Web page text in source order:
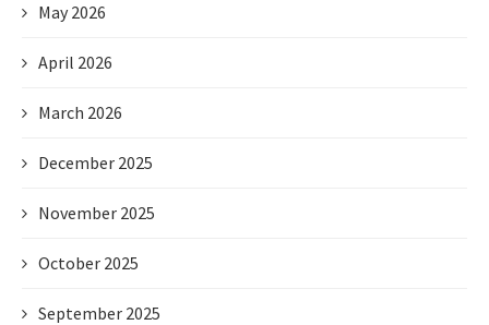
May 2026
April 2026
March 2026
December 2025
November 2025
October 2025
September 2025